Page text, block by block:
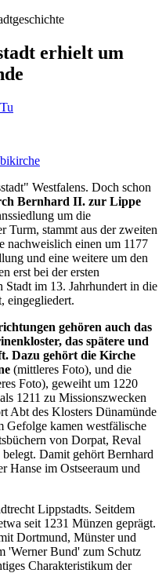
erhielt um
Westfalens. Doch schon
Bernhard II. zur Lippe
um die
Turm, stammt aus der zweiten
nachweislich einen um 1177
und eine weitere um den
erst bei der ersten
Stadt im 13. Jahrhundert in die
eingegliedert.
gehören auch das
das spätere und
Dazu gehört die Kirche
(mittleres Foto), und die
Foto), geweiht um 1220
1211 zu Missionszwecken
Abt des Klosters Dünamünde
Gefolge kamen westfälische
von Dorpat, Reval
Damit gehört Bernhard
Hanse im Ostseeraum und
Lippstadts. Seitdem
seit 1231 Münzen geprägt.
Dortmund, Münster und
'Werner Bund' zum Schutz
Charakteristikum der